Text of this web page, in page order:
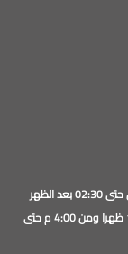
الفروع : يوميا عدا يوم الجمعة ، من 8:30 ص حتى 12:00 ظهرا ومن 4:00 م حتى